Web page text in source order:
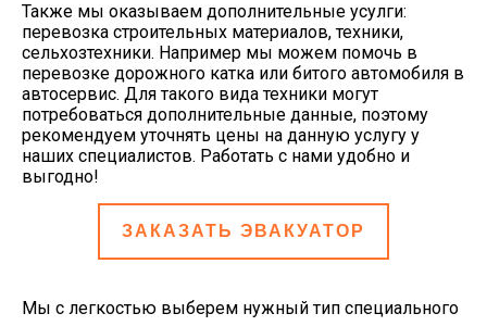
Также мы оказываем дополнительные усулги:
перевозка строительных материалов, техники,
сельхозтехники. Например мы можем помочь в
перевозке дорожного катка или битого автомобиля в
автосервис. Для такого вида техники могут
потребоваться дополнительные данные, поэтому
рекомендуем уточнять цены на данную услугу у
наших специалистов. Работать с нами удобно и
выгодно!
ЗАКАЗАТЬ ЭВАКУАТОР
Мы с легкостью выберем нужный тип специального